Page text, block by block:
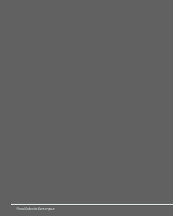
Floral Collectie Kamergeur